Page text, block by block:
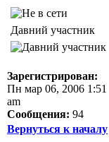
Давний участник
Зарегистрирован:
Пн мар 06, 2006 1:51
am
Сообщения: 94
Вернуться к началу